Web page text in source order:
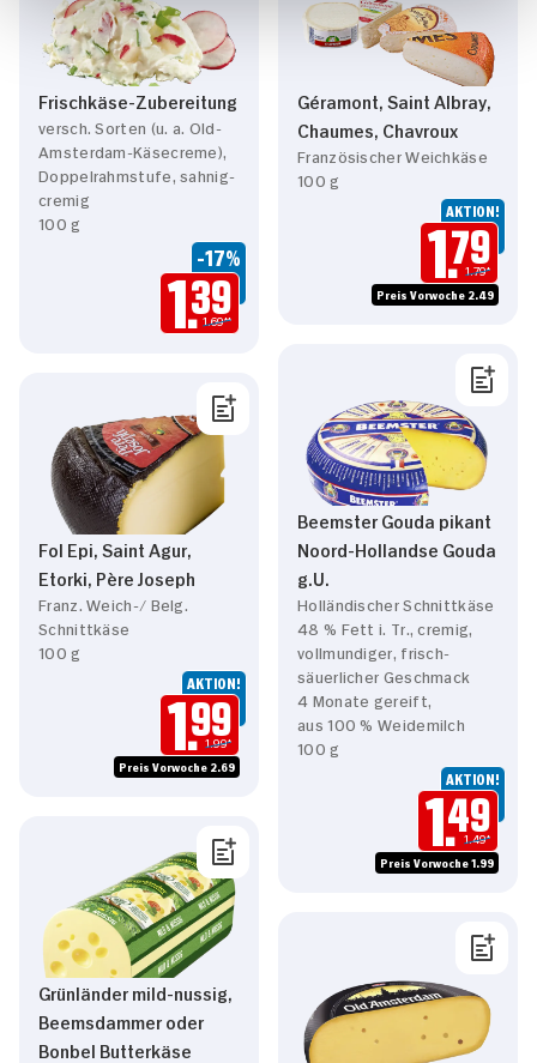
Frischkäse-Zubereitung
versch. Sorten (u. a. Old-
Amsterdam-Käsecreme),
Doppelrahmstufe, sahnig-
cremig
100 g
-17%
1.39
1.69**
Géramont, Saint Albray,
Chaumes, Chavroux
Französischer Weichkäse
100 g
AKTION!
1.79
1.79*
Preis Vorwoche 2.49
Fol Epi, Saint Agur,
Etorki, Père Joseph
Franz. Weich-/ Belg.
Schnittkäse
100 g
AKTION!
1.99
1.99*
Preis Vorwoche 2.69
Beemster Gouda pikant
Noord-Hollandse Gouda
g.U.
Holländischer Schnittkäse
48 % Fett i. Tr., cremig,
vollmundiger, frisch-
säuerlicher Geschmack
4 Monate gereift,
aus 100 % Weidemilch
100 g
AKTION!
1.49
1.49*
Preis Vorwoche 1.99
Grünländer mild-nussig,
Beemsdammer oder
Bonbel Butterkäse